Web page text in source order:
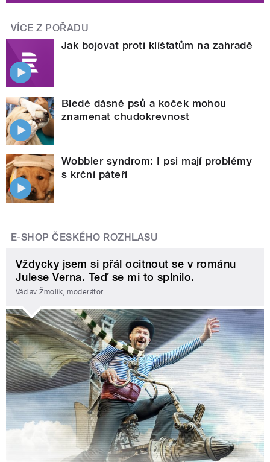
VÍCE Z POŘADU
Jak bojovat proti klíšťatům na zahradě
Bledé dásně psů a koček mohou
znamenat chudokrevnost
Wobbler syndrom: I psi mají problémy
s krční páteří
E-SHOP ČESKÉHO ROZHLASU
Vždycky jsem si přál ocitnout se v románu
Julese Verna. Teď se mi to splnilo.
Václav Žmolík, moderátor